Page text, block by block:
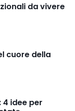
da vivere
cuore della
idee per